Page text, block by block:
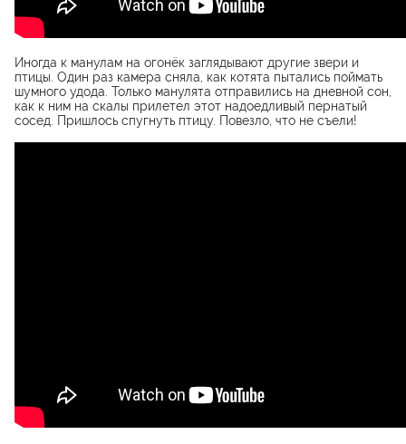
Иногда к манулам на огонёк заглядывают другие звери и
птицы. Один раз камера сняла, как котята пытались поймать
шумного удода. Только манулята отправились на дневной сон,
как к ним на скалы прилетел этот надоедливый пернатый
сосед. Пришлось спугнуть птицу. Повезло, что не съели!